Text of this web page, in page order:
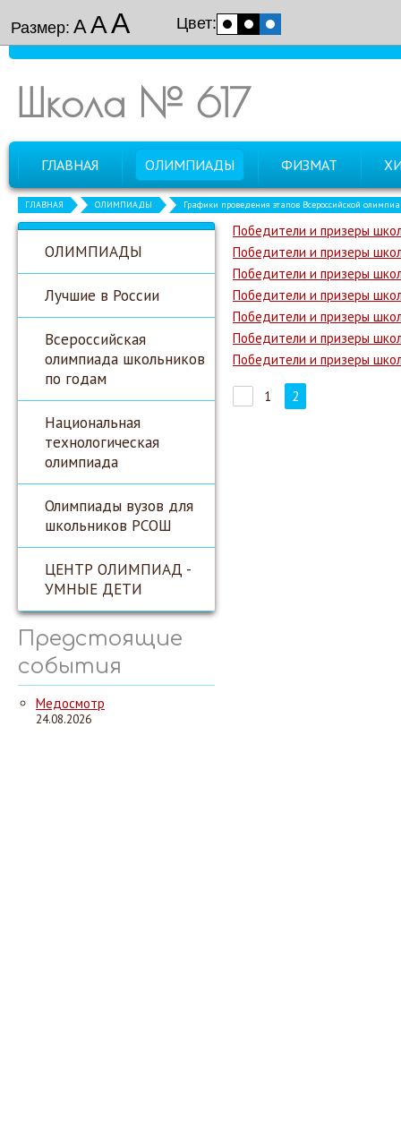
Размер: ААА Цвет:
Школа № 617
ГЛАВНАЯ ОЛИМПИАДЫ ФИЗМАТ
ГЛАВНАЯ ОЛИМПИАДЫ Графики проведения этапов Всероссийской
ОЛИМПИАДЫ
Лучшие в России
Всероссийская
олимпиада школьников
по годам
Национальная
технологическая
олимпиада
Олимпиады вузов для
школьников РСОШ
ЦЕНТР ОЛИМПИАД -
УМНЫЕ ДЕТИ
Предстоящие
события
Медосмотр
24.08.2026
Победители и призеры
Победители и призеры
Победители и призеры
Победители и призеры
Победители и призеры
Победители и призеры
Победители и призеры
1 2